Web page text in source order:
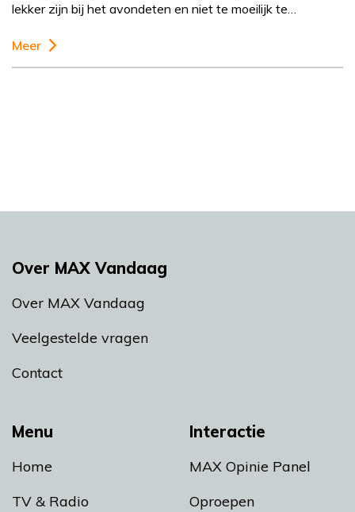
lekker zijn bij het avondeten en niet te moeilijk te…
Meer
Menu
Home
TV & Radio
Interactie
MAX Opinie Panel
Oproepen
Over MAX Vandaag
Over MAX Vandaag
Veelgestelde vragen
Contact